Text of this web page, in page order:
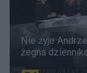
Nie żyje
żegna